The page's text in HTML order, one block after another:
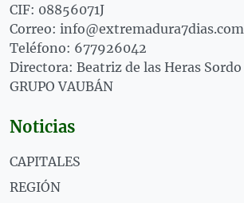
CIF: 08856071J
Correo: info@extremadura7dias.com
Teléfono: 677926042
Directora: Beatriz de las Heras Sordo
GRUPO VAUBÁN
Noticias
CAPITALES
REGIÓN